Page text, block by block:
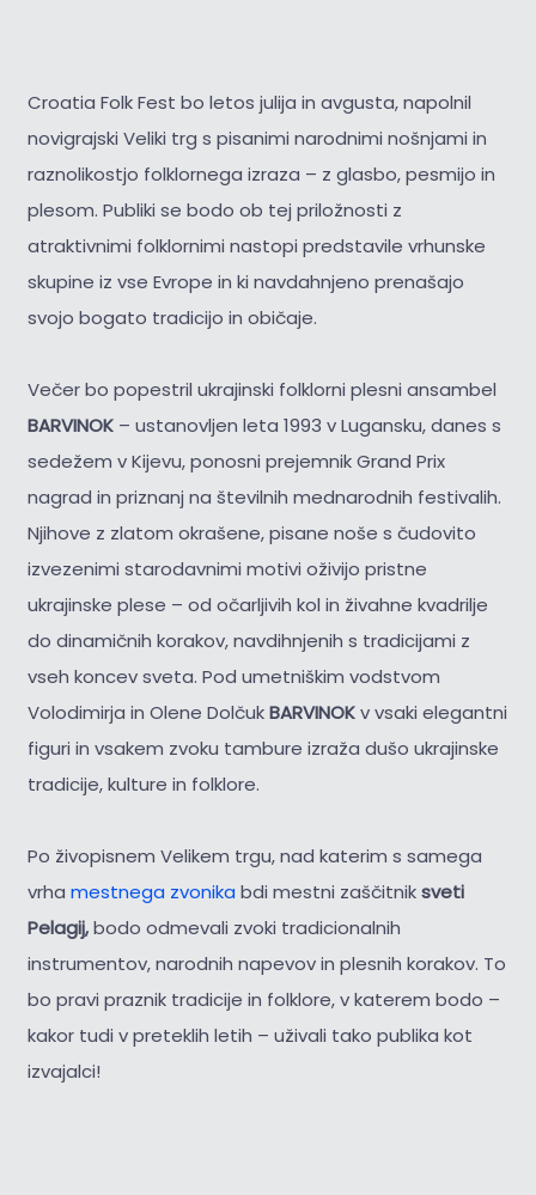
Croatia Folk Fest bo letos julija in avgusta, napolnil
novigrajski Veliki trg s pisanimi narodnimi nošnjami in
raznolikostjo folklornega izraza – z glasbo, pesmijo in
plesom. Publiki se bodo ob tej priložnosti z
atraktivnimi folklornimi nastopi predstavile vrhunske
skupine iz vse Evrope in ki navdahnjeno prenašajo
svojo bogato tradicijo in običaje.
Večer bo popestril ukrajinski folklorni plesni ansambel
BARVINOK– ustanovljen leta 1993 v Lugansku, danes s
sedežem v Kijevu, ponosni prejemnik Grand Prix
nagrad in priznanj na številnih mednarodnih festivalih.
Njihove z zlatom okrašene, pisane noše s čudovito
izvezenimi starodavnimi motivi oživijo pristne
ukrajinske plese – od očarljivih kol in živahne kvadrilje
do dinamičnih korakov, navdihnjenih s tradicijami z
vseh koncev sveta. Pod umetniškim vodstvom
Volodimirja in Olene DolčukBARVINOKv vsaki elegantni
figuri in vsakem zvoku tambure izraža dušo ukrajinske
tradicije, kulture in folklore.
Po živopisnem Velikem trgu, nad katerim s samega
vrha mestnega zvonika bdi mestni zaščitniksveti
Pelagij,bodo odmevali zvoki tradicionalnih
instrumentov, narodnih napevov in plesnih korakov. To
bo pravi praznik tradicije in folklore, v katerem bodo –
kakor tudi v preteklih letih – uživali tako publika kot
izvajalci!